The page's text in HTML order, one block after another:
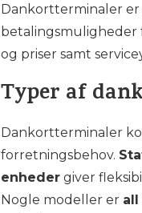
Dankortterminaler er
betalingsmuligheder
og priser samt
Typer af
Dankortterminaler
forretningsbehov.
enheder giver
Nogle modeller er all